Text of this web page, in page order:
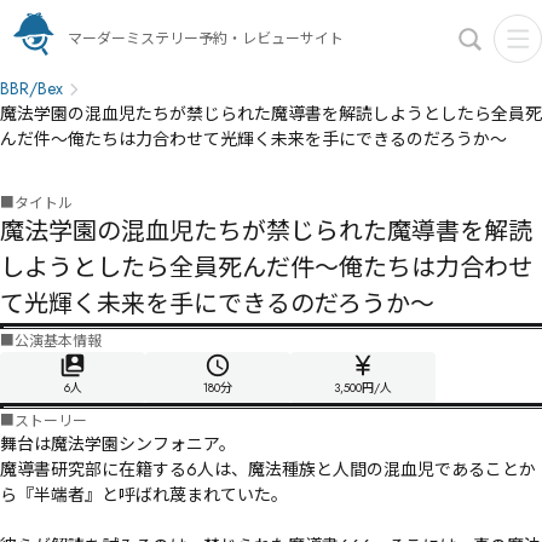
マーダーミステリー予約・レビューサイト
BBR/Bex
魔法学園の混血児たちが禁じられた魔導書を解読しようとしたら全員死
んだ件〜俺たちは力合わせて光輝く未来を手にできるのだろうか〜
■タイトル
魔法学園の混血児たちが禁じられた魔導書を解読
しようとしたら全員死んだ件〜俺たちは力合わせ
て光輝く未来を手にできるのだろうか〜
■公演基本情報
6人 180分 3,500円/人
■ストーリー
舞台は魔法学園シンフォニア。
魔導書研究部に在籍する6人は、魔法種族と人間の混血児であることか
ら『半端者』と呼ばれ蔑まれていた。